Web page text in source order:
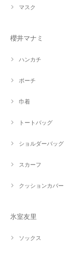
マスク
櫻井マナミ
ハンカチ
ポーチ
巾着
トートバッグ
ショルダーバッグ
スカーフ
クッションカバー
氷室友里
ソックス